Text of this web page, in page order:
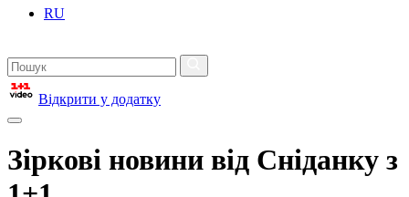
RU
Відкрити у додатку
Зіркові новини від Сніданку з